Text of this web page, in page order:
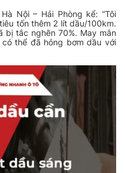
Nội – Hải Phòng kể: “Tôi
tốn thêm 2 lít dầu/100km.
bị tắc nghẽn 70%. May mắn
thể đã hỏng bơm dầu với